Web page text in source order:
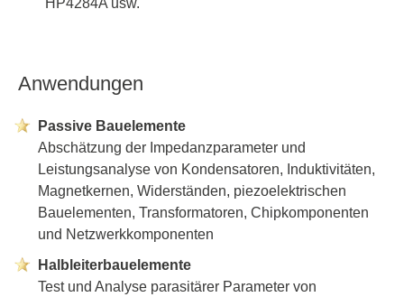
HP4284A usw.
Anwendungen
Passive Bauelemente
Abschätzung der Impedanzparameter und
Leistungsanalyse von Kondensatoren, Induktivitäten,
Magnetkernen, Widerständen, piezoelektrischen
Bauelementen, Transformatoren, Chipkomponenten
und Netzwerkkomponenten
Halbleiterbauelemente
Test und Analyse parasitärer Parameter von